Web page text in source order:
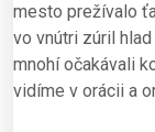
mesto prežívalo
vo vnútri zúril
mnohí očakávali
vidíme v orácii a